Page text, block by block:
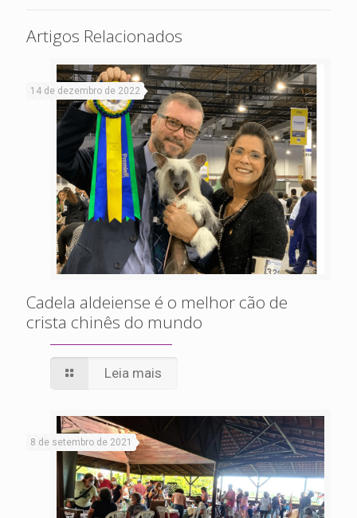
Artigos Relacionados
14 de dezembro de 2022
Cadela aldeiense é o melhor cão de
crista chinês do mundo
Leia mais
8 de setembro de 2021